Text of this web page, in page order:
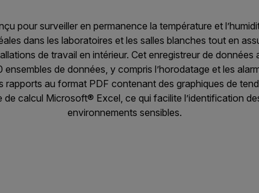
pour surveiller en permanence la température et
dans les laboratoires et les salles blanches tout en
de travail en intérieur. Cet enregistreur de données
ensembles de données, y compris l’horodatage et les
rapports au format PDF contenant des graphiques de
calcul Microsoft® Excel, ce qui facilite l’identification
environnements sensibles.